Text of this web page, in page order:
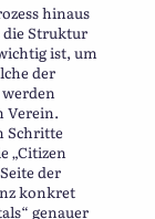
hinaus
die Struktur
ist, um
der
Verein.
Schritte
„Citizen
der
konkret
genauer